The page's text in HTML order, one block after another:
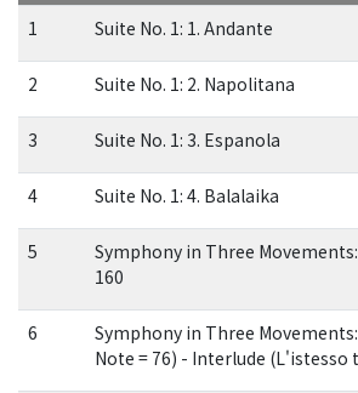
1
Suite No. 1: 1. Andante
2 Suite No. 1: 2. Napolitana
3 Suite No. 1: 3. Espanola
4 Suite No. 1: 4. Balalaika
5
Symphony in Three
160
6
Symphony in Three
Note = 76) - Interlude (L'istesso